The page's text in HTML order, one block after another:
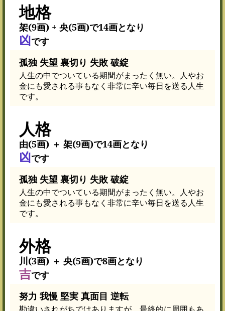
地格
架(9画) + 央(5画)で14画となり
凶です
孤独 失望 裏切り 失敗 破綻
人生の中でついている期間がまったく無い。人やお
金にも愛される事もなく非常に辛い毎日を送る人生
です。
人格
由(5画) ＋ 架(9画)で14画となり
凶です
孤独 失望 裏切り 失敗 破綻
人生の中でついている期間がまったく無い。人やお
金にも愛される事もなく非常に辛い毎日を送る人生
です。
外格
川(3画) ＋ 央(5画)で8画となり
吉です
努力 我慢 堅実 真面目 逆転